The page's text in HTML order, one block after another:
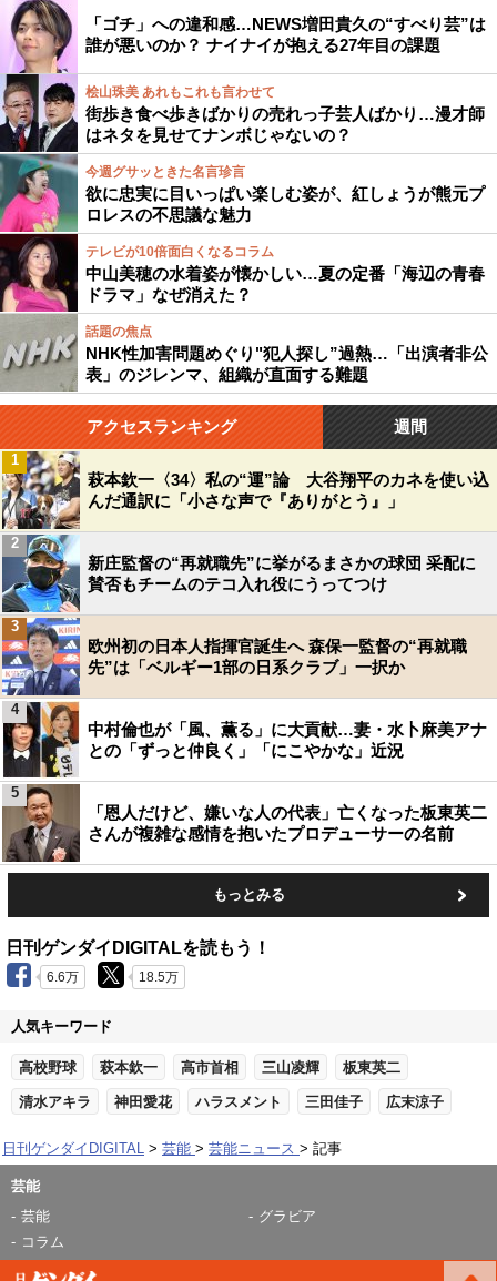
「ゴチ」への違和感…NEWS増田貴久の“すべり芸”は
誰が悪いのか？ ナイナイが抱える27年目の課題
桧山珠美 あれもこれも言わせて
街歩き食べ歩きばかりの売れっ子芸人ばかり…漫才師
はネタを見せてナンボじゃないの？
今週グサッときた名言珍言
欲に忠実に目いっぱい楽しむ姿が、紅しょうが熊元プ
ロレスの不思議な魅力
テレビが10倍面白くなるコラム
中山美穂の水着姿が懐かしい…夏の定番「海辺の青春
ドラマ」なぜ消えた？
話題の焦点
NHK性加害問題めぐり"犯人探し”過熱…「出演者非公
表」のジレンマ、組織が直面する難題
アクセスランキング 週間
萩本欽一〈34〉私の“運”論 大谷翔平のカネを使い込
んだ通訳に「小さな声で『ありがとう』」
1
新庄監督の“再就職先”に挙がるまさかの球団 采配に
賛否もチームのテコ入れ役にうってつけ
2
欧州初の日本人指揮官誕生へ 森保一監督の“再就職
先”は「ベルギー1部の日系クラブ」一択か
3
中村倫也が「風、薫る」に大貢献…妻・水卜麻美アナ
との「ずっと仲良く」「にこやかな」近況
4
「恩人だけど、嫌いな人の代表」亡くなった板東英二
さんが複雑な感情を抱いたプロデューサーの名前
5
もっとみる
日刊ゲンダイDIGITALを読もう！
6.6万 18.5万
人気キーワード
高校野球 萩本欽一 高市首相 三山凌輝 板東英二
清水アキラ 神田愛花 ハラスメント 三田佳子 広末涼子
日刊ゲンダイDIGITAL 芸能 芸能ニュース 記事
芸能
芸能
グラビア
コラム